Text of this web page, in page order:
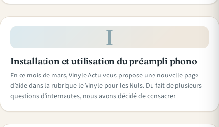
I
Installation et utilisation du préampli phono
En ce mois de mars, Vinyle Actu vous propose une nouvelle page
d’aide dans la rubrique le Vinyle pour les Nuls. Du fait de plusieurs
questions d’internautes, nous avons décidé de consacrer